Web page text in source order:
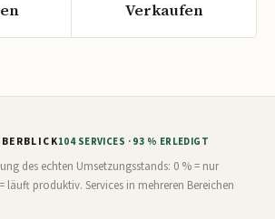
Verkaufen
104 SERVICES · 93 % ERLEDIGT
des echten Umsetzungsstands: 0 % = nur
läuft produktiv. Services in mehreren Bereichen